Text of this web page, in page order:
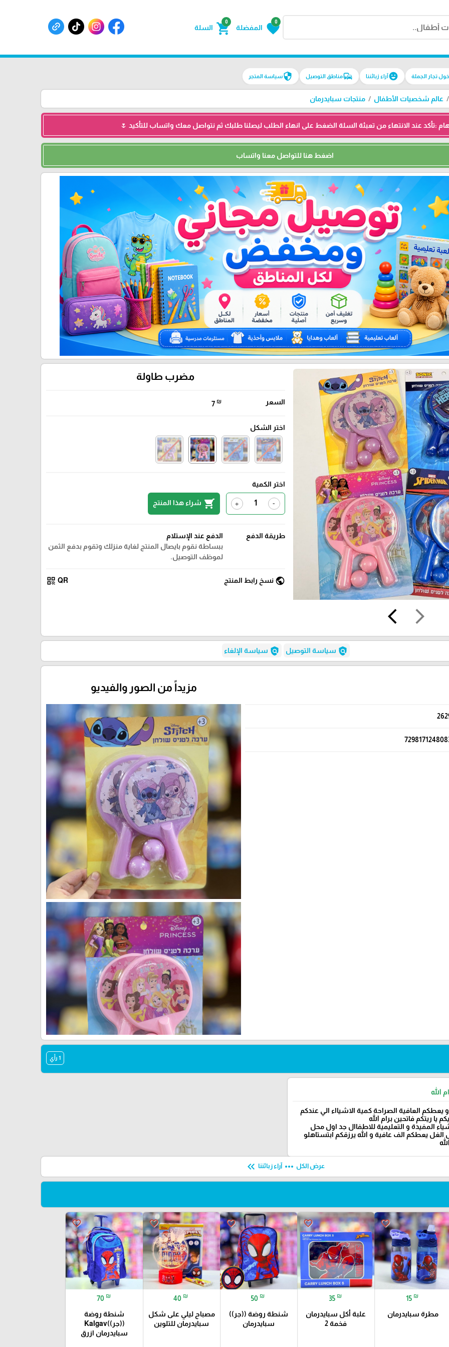
0
favorite المفضلة
0
shopping_cart السلة
تجار الجملة emoji_emotionsآراء زبائننا commuteمناطق التوصيل securityسياسة المتجر
عالم شخصيات الأطفال منتجات سبايدرمان
:تأكد عند الانتهاء من تعبئة السلة الضغط على انهاء الطلب ليصلنا طلبك ثم نتواصل معك واتساب للتأكيد 🌷
اضغط هنا للتواصل معنا واتساب
arrow_forward_ios
arrow_back_ios
مضرب طاولة
السعر 7 ₪
اختر الشكل
اختر الكمية
-
+
shopping_cart شراء هذا المنتج
طريقة الدفع
الدفع عند الإستلام
ببساطة نقوم بايصال المنتج لغاية منزلك وتقوم بدفع الثمن
لموظف التوصيل.
public نسخ رابط المنتج QR
qr_code
policy سياسة التوصيل policy سياسة الإلغاء
مزيداً من الصور والفيديو
1 رأي
الله
يعطكم العافية الصراحة كمية الاشيااء الي عندكم
يا ريتكم فاتحين برام الله
المفيدة و التعليمية للاطفاال جد اول محل
يعطكم الف عافية و الله يرزقكم ابتستاهلو
عرض الكل more_horiz آراء زبائننا keyboard_double_arrow_left
favorite_border
15 ₪
مطرة سبايدرمان
favorite_border
35 ₪
علبة أكل سبايدرمان
فخمة 2
favorite_border
50 ₪
شنطة روضة ((جر))
سبايدرمان
favorite_border
40 ₪
مصباح ليلي على شكل
سبايدرمان للتلوين
favorite_border
70 ₪
شنطة روضة
((جر))Kalgav
سبايدرمان ازرق